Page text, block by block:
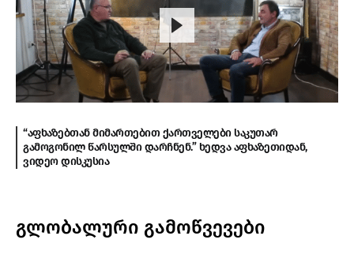
“აფხაზებთან მიმართებით ქართველები საკუთარ
გამოგონილ წარსულში დარჩნენ.” ხედვა აფხაზეთიდან,
ვიდეო დისკუსია
გლობალური გამოწვევები